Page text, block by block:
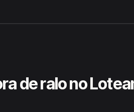
de ralo no